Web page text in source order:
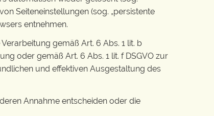
Seiteneinstellungen (sog. „persistente
entnehmen.
gemäß Art. 6 Abs. 1 lit. b
oder gemäß Art. 6 Abs. 1 lit. f DSGVO zur
und effektiven Ausgestaltung des
Annahme entscheiden oder die